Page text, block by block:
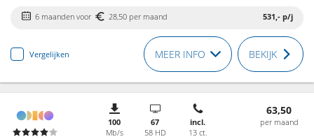
6 maanden voor 28,50 per maand 531,- p/j
Vergelijken MEER INFO BEKIJK
100
Mb/s
67
58 HD
incl.
13 ct.
63,50
per maand